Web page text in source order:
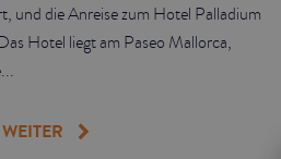
und die Anreise zum Hotel Palladium
Hotel liegt am Paseo Mallorca,